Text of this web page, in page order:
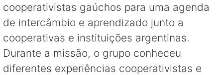
cooperativistas gaúchos para uma agenda
de intercâmbio e aprendizado junto a
cooperativas e instituições argentinas.
Durante a missão, o grupo conheceu
diferentes experiências cooperativistas e